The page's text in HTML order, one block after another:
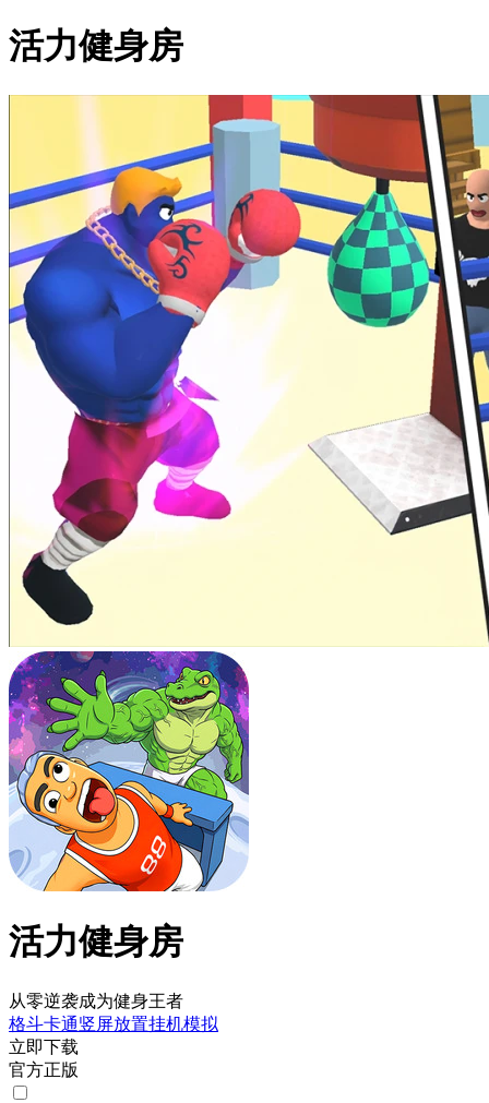
活力健身房
活力健身房
从零逆袭成为健身王者
格斗卡通竖屏放置挂机模拟
立即下载
官方正版